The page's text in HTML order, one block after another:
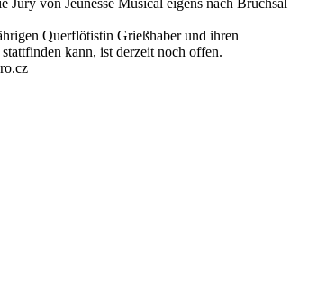
Querflötistin Grießhaber und ihren
kann, ist derzeit noch offen.